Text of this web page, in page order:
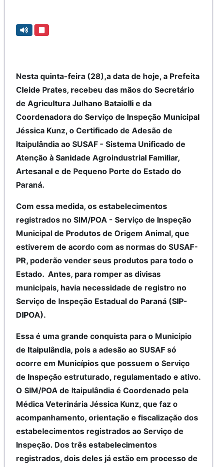
Nesta quinta-feira (28),a data de hoje, a Prefeita
Cleide Prates, recebeu das mãos do Secretário
de Agricultura Julhano Bataiolli e da
Coordenadora do Serviço de Inspeção Municipal
Jéssica Kunz, o Certificado de Adesão de
Itaipulândia ao SUSAF - Sistema Unificado de
Atenção à Sanidade Agroindustrial Familiar,
Artesanal e de Pequeno Porte do Estado do
Paraná.
Com essa medida, os estabelecimentos
registrados no SIM/POA - Serviço de Inspeção
Municipal de Produtos de Origem Animal, que
estiverem de acordo com as normas do SUSAF-
PR, poderão vender seus produtos para todo o
Estado. Antes, para romper as divisas
municipais, havia necessidade de registro no
Serviço de Inspeção Estadual do Paraná (SIP-
DIPOA).
Essa é uma grande conquista para o Município
de Itaipulândia, pois a adesão ao SUSAF só
ocorre em Municípios que possuem o Serviço
de Inspeção estruturado, regulamentado e ativo.
O SIM/POA de Itaipulândia é Coordenado pela
Médica Veterinária Jéssica Kunz, que faz o
acompanhamento, orientação e fiscalização dos
estabelecimentos registrados ao Serviço de
Inspeção. Dos três estabelecimentos
registrados, dois deles já estão em processo de